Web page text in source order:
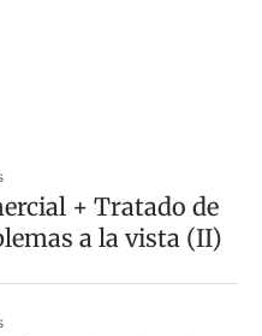
+ Tratado de
a la vista (II)